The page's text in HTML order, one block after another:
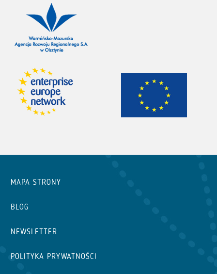
MAPA STRONY
BLOG
NEWSLETTER
POLITYKA PRYWATNOŚCI